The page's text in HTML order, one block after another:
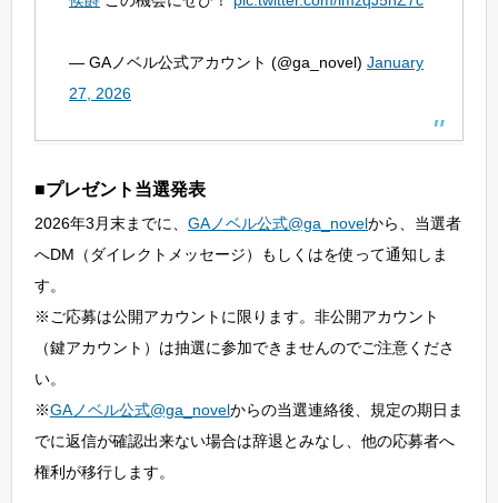
— GAノベル公式アカウント (@ga_novel) January
27, 2026
■プレゼント当選発表
2026年3月末までに、 GAノベル公式@ga_novelから、当選者
へDM（ダイレクトメッセージ）もしくはを使って通知しま
す。
※ご応募は公開アカウントに限ります。非公開アカウント
（鍵アカウント）は抽選に参加できませんのでご注意くださ
い。
※GAノベル公式@ga_novelからの当選連絡後、規定の期日ま
でに返信が確認出来ない場合は辞退とみなし、他の応募者へ
権利が移行します。